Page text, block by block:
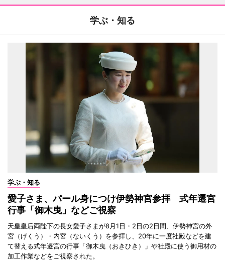
学ぶ・知る
学ぶ・知る
愛子さま、パール身につけ伊勢神宮参拝 式年遷宮
行事「御木曳」などご視察
天皇皇后両陛下の長女愛子さまが8月1日・2日の2日間、伊勢神宮の外
宮（げくう）・内宮（ないくう）を参拝し、20年に一度社殿などを建
て替える式年遷宮の行事「御木曳（おきひき）」や社殿に使う御用材の
加工作業などをご視察された。